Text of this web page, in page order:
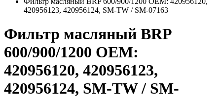
420956123, 420956124, SM-TW / SM-07163
Фильтр масляный BRP
600/900/1200 OEM:
420956120, 420956123,
420956124, SM-TW / SM-